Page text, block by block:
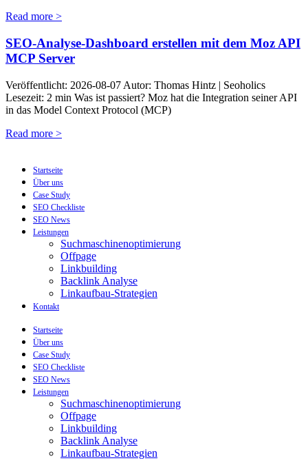
Read more >
SEO-Analyse-Dashboard erstellen mit dem Moz API
MCP Server
Veröffentlicht: 2026-08-07 Autor: Thomas Hintz | Seoholics
Lesezeit: 2 min Was ist passiert? Moz hat die Integration seiner API
in das Model Context Protocol (MCP)
Read more >
Startseite
Über uns
Case Study
SEO Checkliste
SEO News
Leistungen
Suchmaschinenoptimierung
Offpage
Linkbuilding
Backlink Analyse
Linkaufbau-Strategien
Kontakt
Startseite
Über uns
Case Study
SEO Checkliste
SEO News
Leistungen
Suchmaschinenoptimierung
Offpage
Linkbuilding
Backlink Analyse
Linkaufbau-Strategien